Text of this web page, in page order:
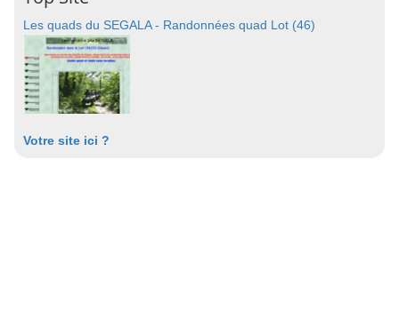
Les quads du SEGALA - Randonnées quad Lot (46)
Votre site ici ?